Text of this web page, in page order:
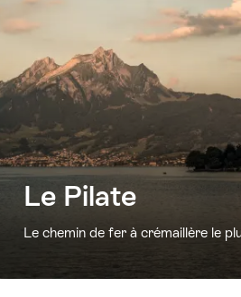
Le Pilate
Le chemin de fer à crémaillère le